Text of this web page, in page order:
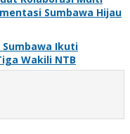
Sumbawa Hijau
Sumbawa Ikuti
Wakili NTB